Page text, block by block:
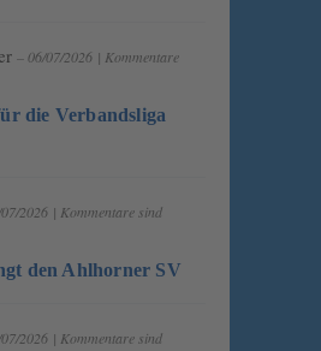
– 06/07/2026 | Kommentare
die Verbandsliga
2026 | Kommentare sind
den Ahlhorner SV
2026 | Kommentare sind